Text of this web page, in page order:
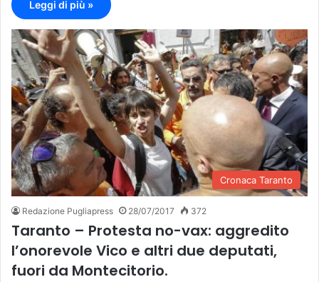
Leggi di più »
Cronaca Taranto
Redazione Pugliapress 28/07/2017 372
Taranto – Protesta no-vax: aggredito
l’onorevole Vico e altri due deputati,
fuori da Montecitorio.